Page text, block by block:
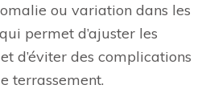
ou variation dans les
permet d’ajuster les
d’éviter des complications
terrassement.